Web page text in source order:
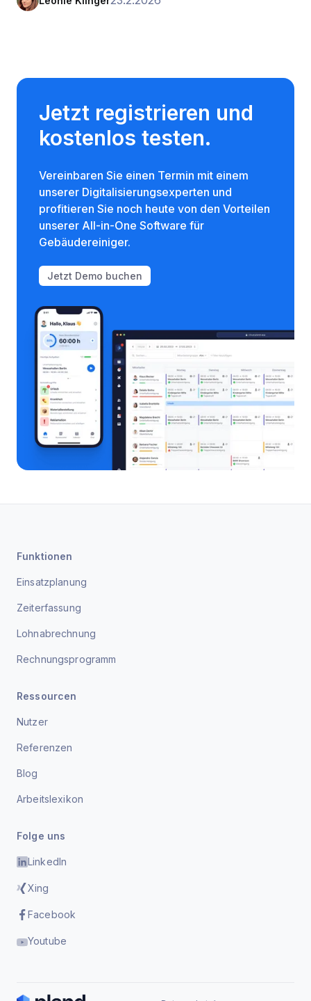
Jetzt registrieren und
kostenlos testen.
Vereinbaren Sie einen Termin mit einem
unserer Digitalisierungsexperten und
profitieren Sie noch heute von den Vorteilen
unserer All-in-One Software für
Gebäudereiniger.
Jetzt Demo buchen
Funktionen
Einsatzplanung
Zeiterfassung
Lohnabrechnung
Rechnungsprogramm
Ressourcen
Nutzer
Referenzen
Blog
Arbeitslexikon
Folge uns
LinkedIn
Xing
Facebook
Youtube